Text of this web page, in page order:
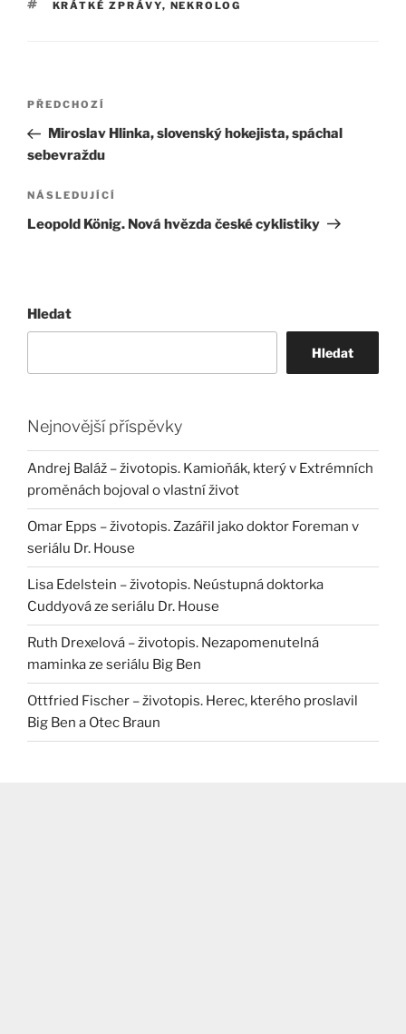
ŠTÍTKY
KRÁTKÉ ZPRÁVY, NEKROLOG
Navigace
příspěvek
Předchozí
příspěvek
PŘEDCHOZÍ
Miroslav Hlinka, slovenský hokejista, spáchal
sebevraždu
Následující
příspěvek
NÁSLEDUJÍCÍ
Leopold König. Nová hvězda české cyklistiky
Hledat
Hledat
Nejnovější příspěvky
Andrej Baláž – životopis. Kamioňák, který v Extrémních
proměnách bojoval o vlastní život
Omar Epps – životopis. Zazářil jako doktor Foreman v
seriálu Dr. House
Lisa Edelstein – životopis. Neústupná doktorka
Cuddyová ze seriálu Dr. House
Ruth Drexelová – životopis. Nezapomenutelná
maminka ze seriálu Big Ben
Ottfried Fischer – životopis. Herec, kterého proslavil
Big Ben a Otec Braun